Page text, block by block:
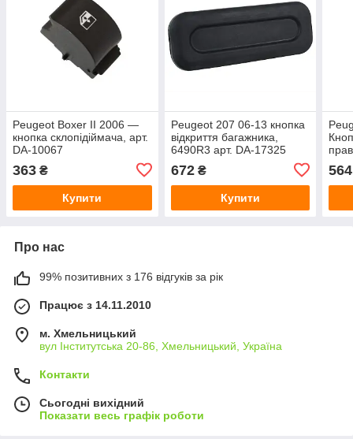
Peugeot Boxer II 2006 —
кнопка склопідіймача, арт.
DA-10067
363 ₴
Купити
Peugeot 207 06-13 кнопка
відкриття багажника,
6490R3 арт. DA-17325
672₴
Купити
564
Про нас
99% позитивних з 176 відгуків за рік
Працює з 14.11.2010
м. Хмельницький
вул Інститутська 20-86, Хмельницький, Україна
Контакти
Сьогодні вихідний
Показати весь графік роботи